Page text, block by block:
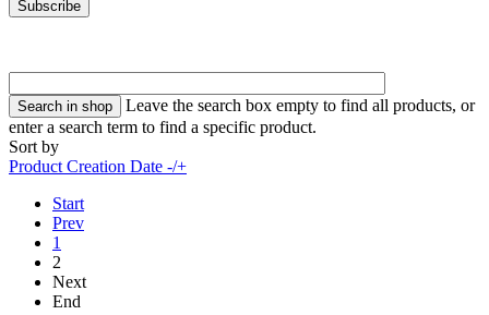
Leave the search box empty to find all products, or
enter a search term to find a specific product.
Sort by
Product Creation Date -/+
Start
Prev
1
2
Next
End